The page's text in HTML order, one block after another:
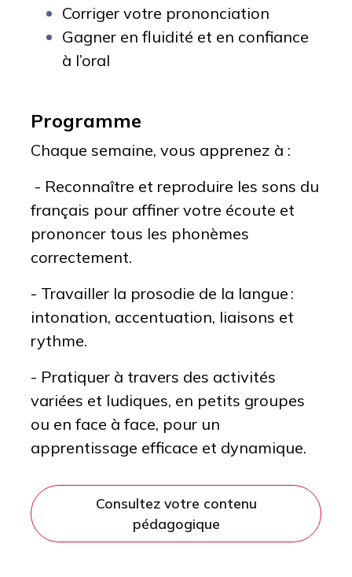
Corriger votre prononciation
Gagner en fluidité et en confiance
à l’oral
Programme
Chaque semaine, vous apprenez à :
- Reconnaître et reproduire les sons du
français pour affiner votre écoute et
prononcer tous les phonèmes
correctement.
- Travailler la prosodie de la langue :
intonation, accentuation, liaisons et
rythme.
- Pratiquer à travers des activités
variées et ludiques, en petits groupes
ou en face à face, pour un
apprentissage efficace et dynamique.
Consultez votre contenu
pédagogique